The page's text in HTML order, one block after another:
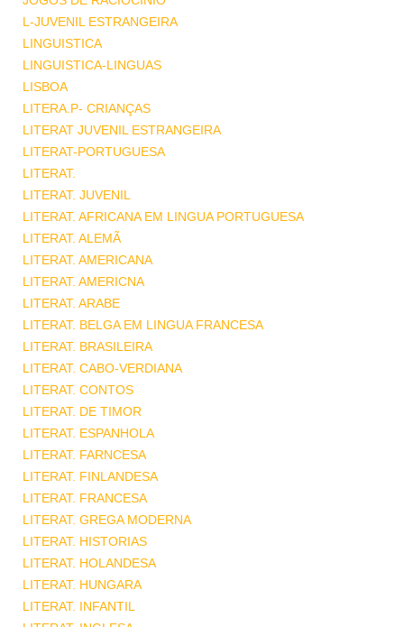
L-JUVENIL ESTRANGEIRA
LINGUISTICA
LINGUISTICA-LINGUAS
LISBOA
LITERA.P- CRIANÇAS
LITERAT JUVENIL ESTRANGEIRA
LITERAT-PORTUGUESA
LITERAT.
LITERAT. JUVENIL
LITERAT. AFRICANA EM LINGUA PORTUGUESA
LITERAT. ALEMÃ
LITERAT. AMERICANA
LITERAT. AMERICNA
LITERAT. ARABE
LITERAT. BELGA EM LINGUA FRANCESA
LITERAT. BRASILEIRA
LITERAT. CABO-VERDIANA
LITERAT. CONTOS
LITERAT. DE TIMOR
LITERAT. ESPANHOLA
LITERAT. FARNCESA
LITERAT. FINLANDESA
LITERAT. FRANCESA
LITERAT. GREGA MODERNA
LITERAT. HISTORIAS
LITERAT. HOLANDESA
LITERAT. HUNGARA
LITERAT. INFANTIL